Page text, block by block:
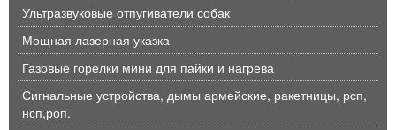
Ультразвуковые отпугиватели собак
Мощная лазерная указка
Газовые горелки мини для пайки и нагрева
Сигнальные устройства, дымы армейские, ракетницы, рсп,
нсп,роп.